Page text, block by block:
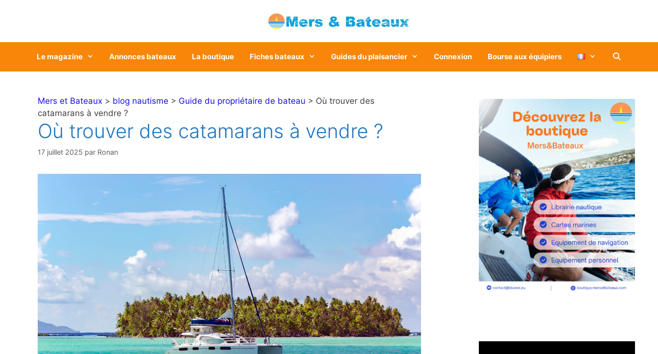
Le magazine Annonces bateaux La boutique Fiches bateaux Guides du plaisancier Connexion Bourse aux équipiers
Mers et Bateaux > blog nautisme > Guide du propriétaire de bateau > Où trouver des
catamarans à vendre ?
Où trouver des catamarans à vendre ?
17 juillet 2025 par Ronan